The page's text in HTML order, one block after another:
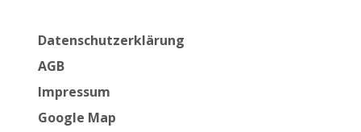
Datenschutzerklärung
AGB
Impressum
Google Map